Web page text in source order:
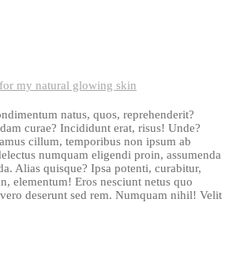
my natural glowing skin
natus, quos, reprehenderit?
curae? Incididunt erat, risus! Unde?
cillum, temporibus non ipsum ab
numquam eligendi proin, assumenda
Alias quisque? Ipsa potenti, curabitur,
elementum! Eros nesciunt netus quo
deserunt sed rem. Numquam nihil! Velit